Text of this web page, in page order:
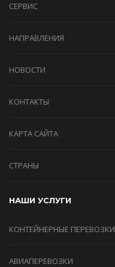
СЕРВИС
НАПРАВЛЕНИЯ
НОВОСТИ
КОНТАКТЫ
КАРТА САЙТА
СТРАНЫ
НАШИ УСЛУГИ
КОНТЕЙНЕРНЫЕ ПЕРЕВОЗКИ
АВИАПЕРЕВОЗКИ